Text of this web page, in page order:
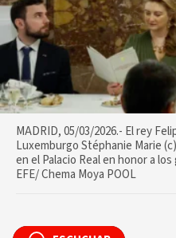
MADRID, 05/03/2026.- El rey
Luxemburgo Stéphanie Marie
en el Palacio Real en honor a
EFE/ Chema Moya POOL